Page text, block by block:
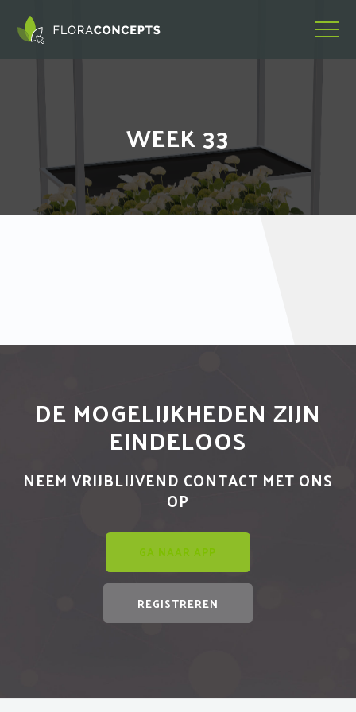
WEEK 33
DE MOGELIJKHEDEN ZIJN
EINDELOOS
NEEM VRIJBLIJVEND CONTACT MET ONS
OP
GA NAAR APP
REGISTREREN